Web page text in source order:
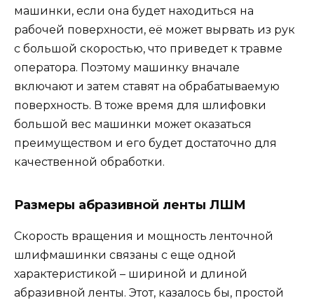
машинки, если она будет находиться на
рабочей поверхности, её может вырвать из рук
с большой скоростью, что приведет к травме
оператора. Поэтому машинку вначале
включают и затем ставят на обрабатываемую
поверхность. В тоже время для шлифовки
большой вес машинки может оказаться
преимуществом и его будет достаточно для
качественной обработки.
Размеры абразивной ленты ЛШМ
Скорость вращения и мощность ленточной
шлифмашинки связаны с еще одной
характеристикой – шириной и длиной
абразивной ленты. Этот, казалось бы, простой